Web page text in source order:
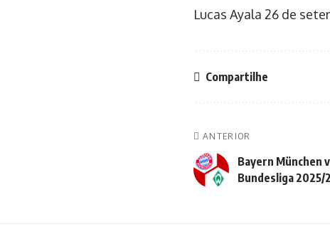
Lucas Ayala 26 de
Compartilhe
ANTERIOR
Bayern München
Bundesliga 2025/